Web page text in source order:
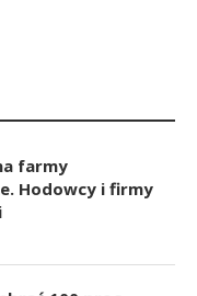
farmy
Hodowcy i firmy